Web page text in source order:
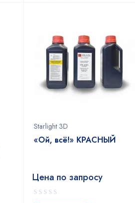
Starlight 3D
«Ой, всё!» КРАСНЫЙ
Цена по запросу